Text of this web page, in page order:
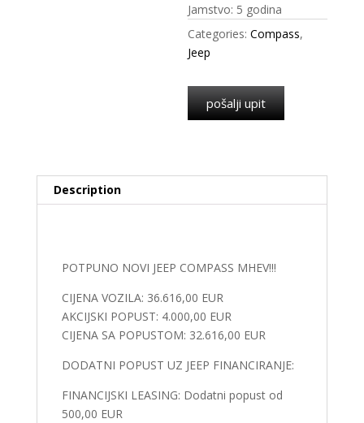
Jamstvo: 5 godina
Categories:Compass,
Jeep
pošalji upit
Description
POTPUNO NOVI JEEP COMPASS MHEV!!!
CIJENA VOZILA: 36.616,00 EUR
AKCIJSKI POPUST: 4.000,00 EUR
CIJENA SA POPUSTOM: 32.616,00 EUR
DODATNI POPUST UZ JEEP FINANCIRANJE:
FINANCIJSKI LEASING: Dodatni popust od
500,00 EUR